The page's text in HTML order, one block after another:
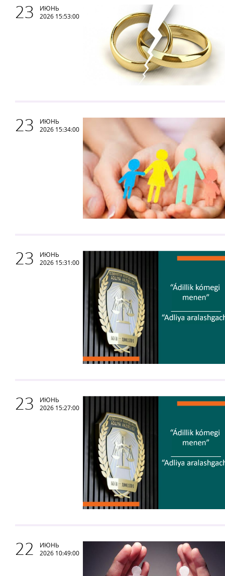
23
ИЮНЬ
2026 15:53:00
23
ИЮНЬ
2026 15:34:00
23
ИЮНЬ
2026 15:31:00
23
ИЮНЬ
2026 15:27:00
22
ИЮНЬ
2026 10:49:00